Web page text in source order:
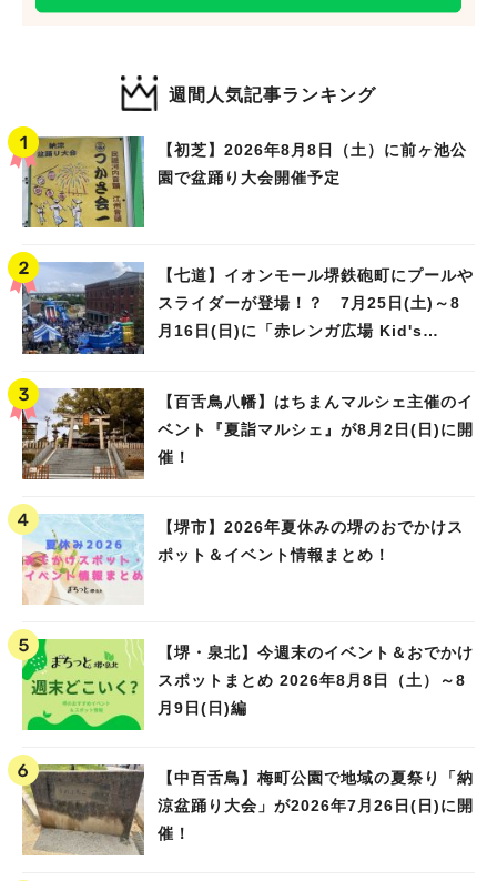
週間人気記事ランキング
【初芝】2026年8月8日（土）に前ヶ池公
園で盆踊り大会開催予定
【七道】イオンモール堺鉄砲町にプールや
スライダーが登場！？ 7月25日(土)～8
月16日(日)に「赤レンガ広場 Kid's
【百舌鳥八幡】はちまんマルシェ主催のイ
ベント『夏詣マルシェ』が8月2日(日)に開
催！
【堺市】2026年夏休みの堺のおでかけス
ポット＆イベント情報まとめ！
【堺・泉北】今週末のイベント＆おでかけ
スポットまとめ 2026年8月8日（土）～8
月9日(日)編
【中百舌鳥】梅町公園で地域の夏祭り「納
涼盆踊り大会」が2026年7月26日(日)に開
催！